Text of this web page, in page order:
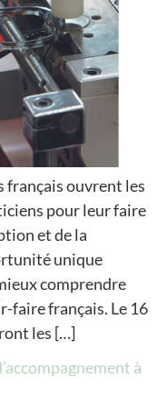
français ouvrent les
pour leur faire
et de la
unique
comprendre
faire français. Le 16
les […]
à